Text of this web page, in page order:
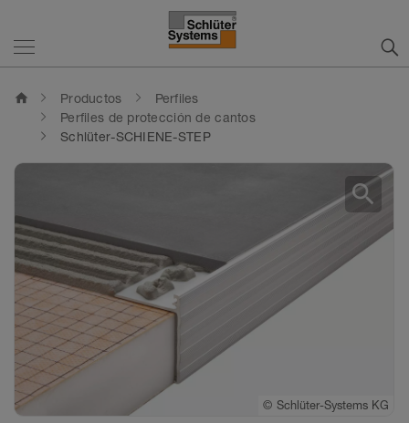
home Productos
Perfiles
Perfiles de protección de cantos
Schlüter-SCHIENE-STEP
© Schlüter-Systems KG
© Schlüter-Systems KG
© Schlüter-Systems KG
search